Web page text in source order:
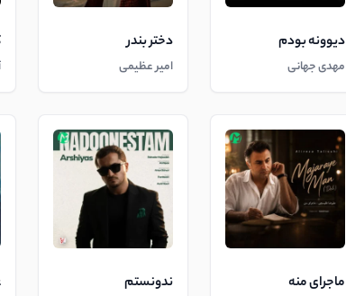
دیوونه بودم
مهدی جهانی
دختر بندر
امیر عظیمی
ماجرای منه ندونستم